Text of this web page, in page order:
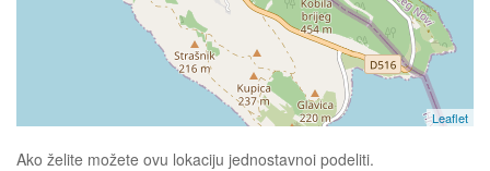
Leaflet
Ako želite možete ovu lokaciju jednostavnoi podeliti.